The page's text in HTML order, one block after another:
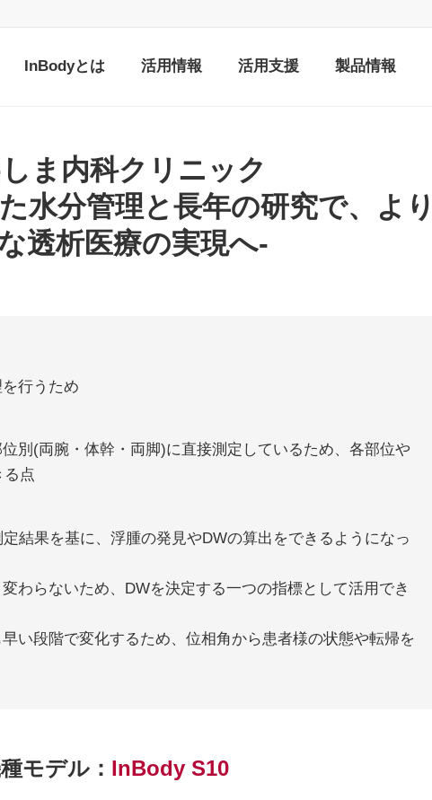
InBodyとは 活用情報 活用支援 製品情報
ま内科クリニック
水分管理と長年の研究で、より
透析医療の実現へ-
行うため
別(両腕・体幹・両脚)に直接測定しているため、各部位や
る点
結果を基に、浮腫の発見やDWの算出をできるようになっ
わらないため、DWを決定する一つの指標として活用でき
い段階で変化するため、位相角から患者様の状態や転帰を
モデル： InBody S10